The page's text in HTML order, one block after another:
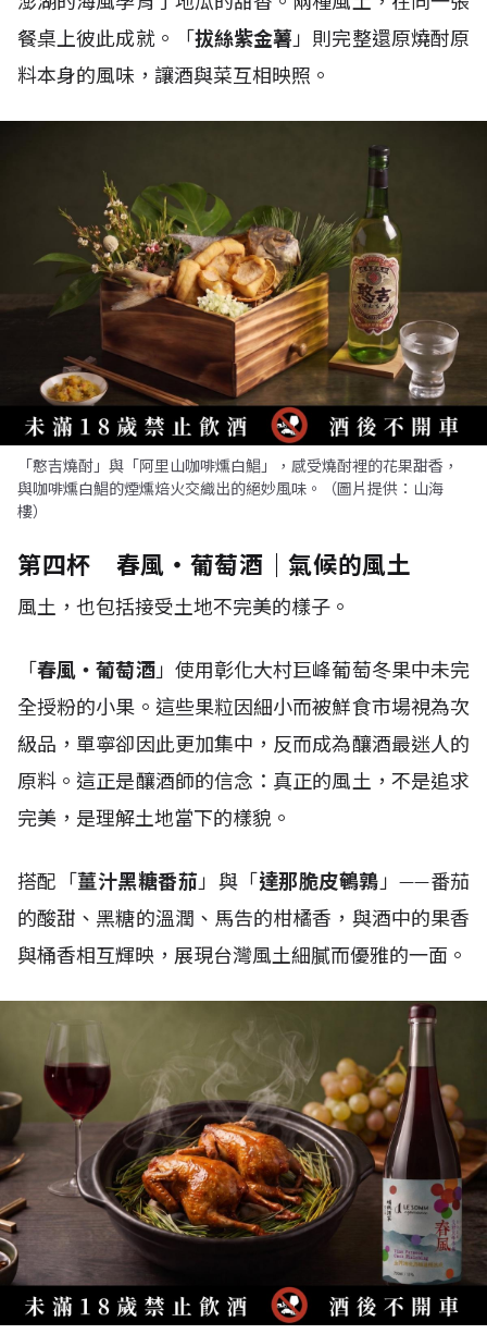
餐桌上彼此成就。「拔絲紫金薯」則完整還原燒酎原
料本身的風味，讓酒與菜互相映照。
「憨吉燒酎」與「阿里山咖啡燻白鯧」，感受燒酎裡的花果甜香，
與咖啡燻白鯧的煙燻焙火交織出的絕妙風味。（圖片提供：山海
樓）
第四杯 春風・葡萄酒｜氣候的風土
風土，也包括接受土地不完美的樣子。
「春風・葡萄酒」使用彰化大村巨峰葡萄冬果中未完
全授粉的小果。這些果粒因細小而被鮮食市場視為次
級品，單寧卻因此更加集中，反而成為釀酒最迷人的
原料。這正是釀酒師的信念：真正的風土，不是追求
完美，是理解土地當下的樣貌。
搭配「薑汁黑糖番茄」與「達那脆皮鵪鶉」——番茄
的酸甜、黑糖的溫潤、馬告的柑橘香，與酒中的果香
與桶香相互輝映，展現台灣風土細膩而優雅的一面。